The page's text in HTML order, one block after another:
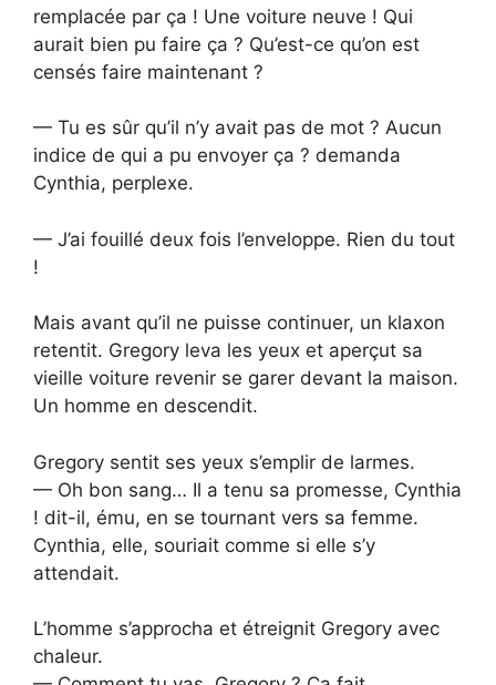
remplacée par ça ! Une voiture neuve ! Qui
aurait bien pu faire ça ? Qu’est-ce qu’on est
censés faire maintenant ?
— Tu es sûr qu’il n’y avait pas de mot ? Aucun
indice de qui a pu envoyer ça ? demanda
Cynthia, perplexe.
— J’ai fouillé deux fois l’enveloppe. Rien du tout
!
Mais avant qu’il ne puisse continuer, un klaxon
retentit. Gregory leva les yeux et aperçut sa
vieille voiture revenir se garer devant la maison.
Un homme en descendit.
Gregory sentit ses yeux s’emplir de larmes.
— Oh bon sang… Il a tenu sa promesse, Cynthia
! dit-il, ému, en se tournant vers sa femme.
Cynthia, elle, souriait comme si elle s’y
attendait.
L’homme s’approcha et étreignit Gregory avec
chaleur.